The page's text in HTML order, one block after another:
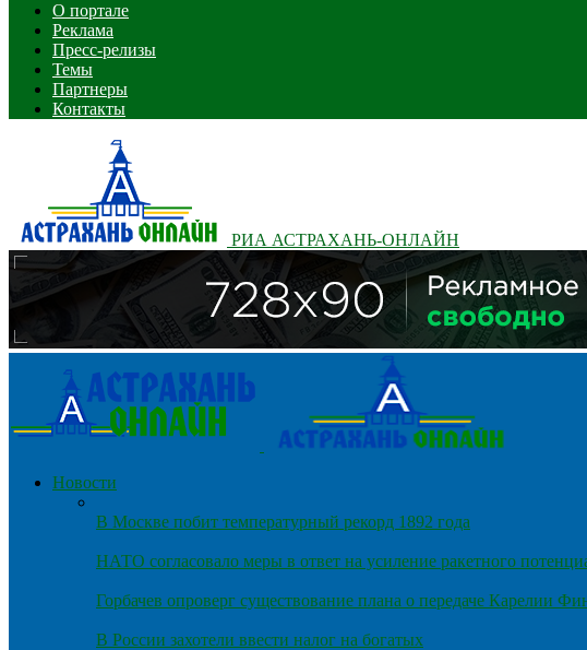
О портале
Реклама
Пресс-релизы
Темы
Партнеры
Контакты
РИА АСТРАХАНЬ-ОНЛАЙН
Новости
В Москве побит температурный рекорд 1892 года
НАТО согласовало меры в ответ на усиление ракетного
Горбачев опроверг существование плана о передаче Карелии
В России захотели ввести налог на богатых